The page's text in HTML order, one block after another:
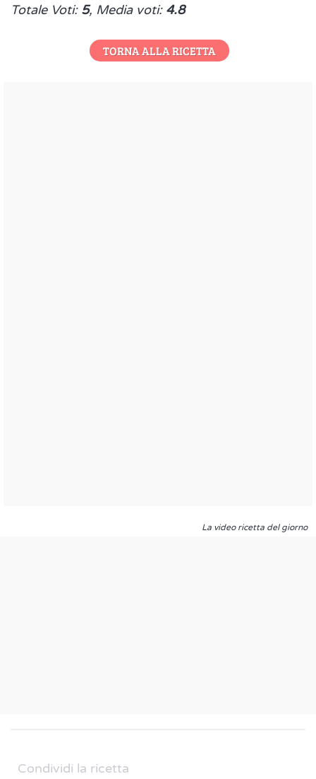
Totale Voti: 5, Media voti: 4.8
TORNA ALLA RICETTA
La video ricetta del giorno
Condividi la ricetta